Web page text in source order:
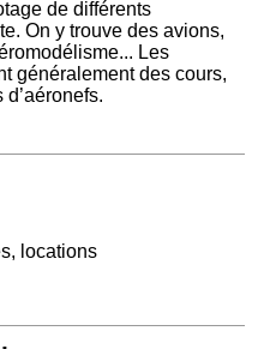
de différents
On y trouve des avions,
Les
généralement des cours,
locations